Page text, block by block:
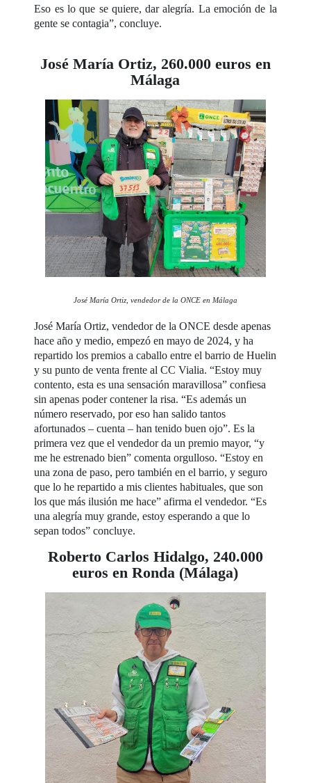
Eso es lo que se quiere, dar alegría. La emoción de la
gente se contagia”, concluye.
José María Ortiz, 260.000 euros en
Málaga
José María Ortiz, vendedor de la ONCE en Málaga
José María Ortiz, vendedor de la ONCE desde apenas
hace año y medio, empezó en mayo de 2024, y ha
repartido los premios a caballo entre el barrio de Huelin
y su punto de venta frente al CC Vialia. “Estoy muy
contento, esta es una sensación maravillosa” confiesa
sin apenas poder contener la risa. “Es además un
número reservado, por eso han salido tantos
afortunados – cuenta – han tenido buen ojo”. Es la
primera vez que el vendedor da un premio mayor, “y
me he estrenado bien” comenta orgulloso. “Estoy en
una zona de paso, pero también en el barrio, y seguro
que lo he repartido a mis clientes habituales, que son
los que más ilusión me hace” afirma el vendedor. “Es
una alegría muy grande, estoy esperando a que lo
sepan todos” concluye.
Roberto Carlos Hidalgo, 240.000
euros en Ronda (Málaga)